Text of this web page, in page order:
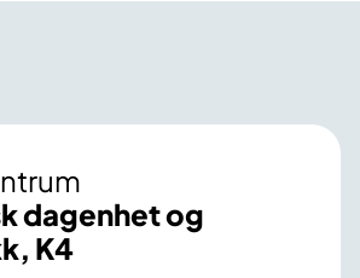
dagenhet og
K4